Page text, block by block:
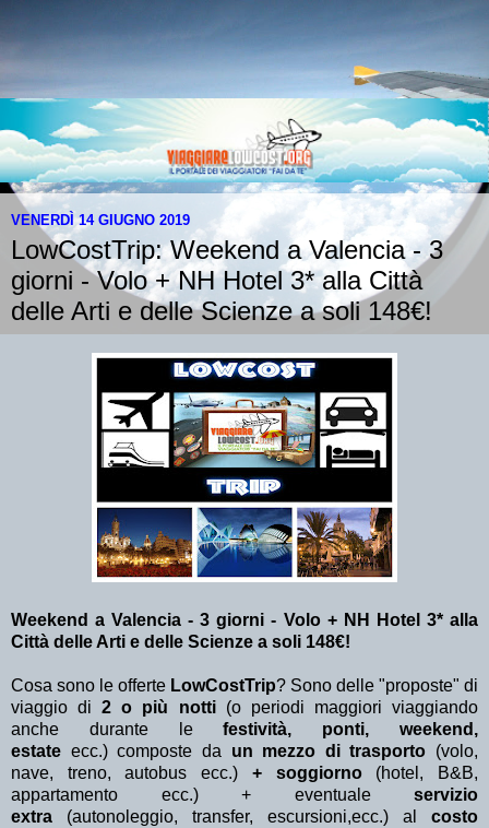
VENERDÌ 14 GIUGNO 2019
LowCostTrip: Weekend a Valencia - 3
giorni - Volo + NH Hotel 3* alla Città
delle Arti e delle Scienze a soli 148€!
Weekend a Valencia - 3 giorni - Volo + NH Hotel 3* alla
Città delle Arti e delle Scienze a soli 148€!
Cosa sono le offerte LowCostTrip? Sono delle "proposte" di
viaggio di2 o più notti (o periodi maggiori viaggiando
anche durante lefestività, ponti, weekend,
estate ecc.) composte da un mezzo di trasporto (volo,
nave, treno, autobus ecc.) + soggiorno(hotel, B&B,
appartamento ecc.) + eventuale servizio
extra (autonoleggio, transfer, escursioni,ecc.) al costo